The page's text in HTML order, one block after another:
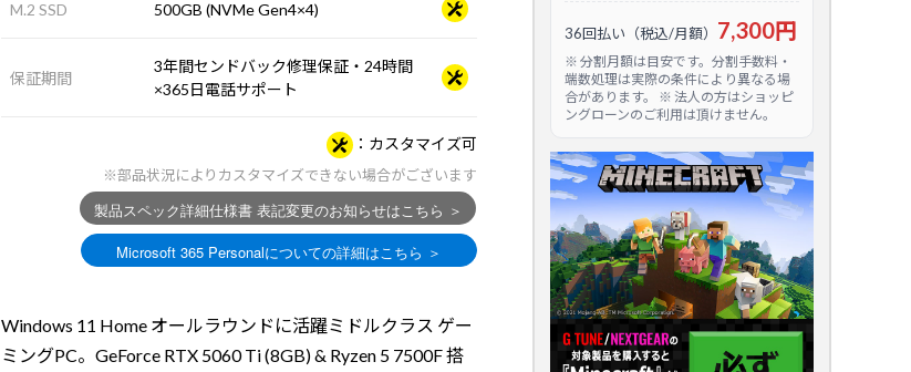
M.2 SSD 500GB (NVMe Gen4×4)
保証期間
3年間センドバック修理保証・24時間
×365日電話サポート
カスタマイズ可
※部品状況によりカスタマイズできない場合がございます
Windows 11 Home オールラウンドに活躍ミドルクラス ゲー
ミングPC。GeForce RTX 5060 Ti (8GB) & Ryzen 5 7500F 搭
36回払い（税込/月額） 7,300円
※ 分割月額は目安です。分割手数料・
端数処理は実際の条件により異なる場
合があります。 ※ 法人の方はショッピ
ングローンのご利用は頂けません。